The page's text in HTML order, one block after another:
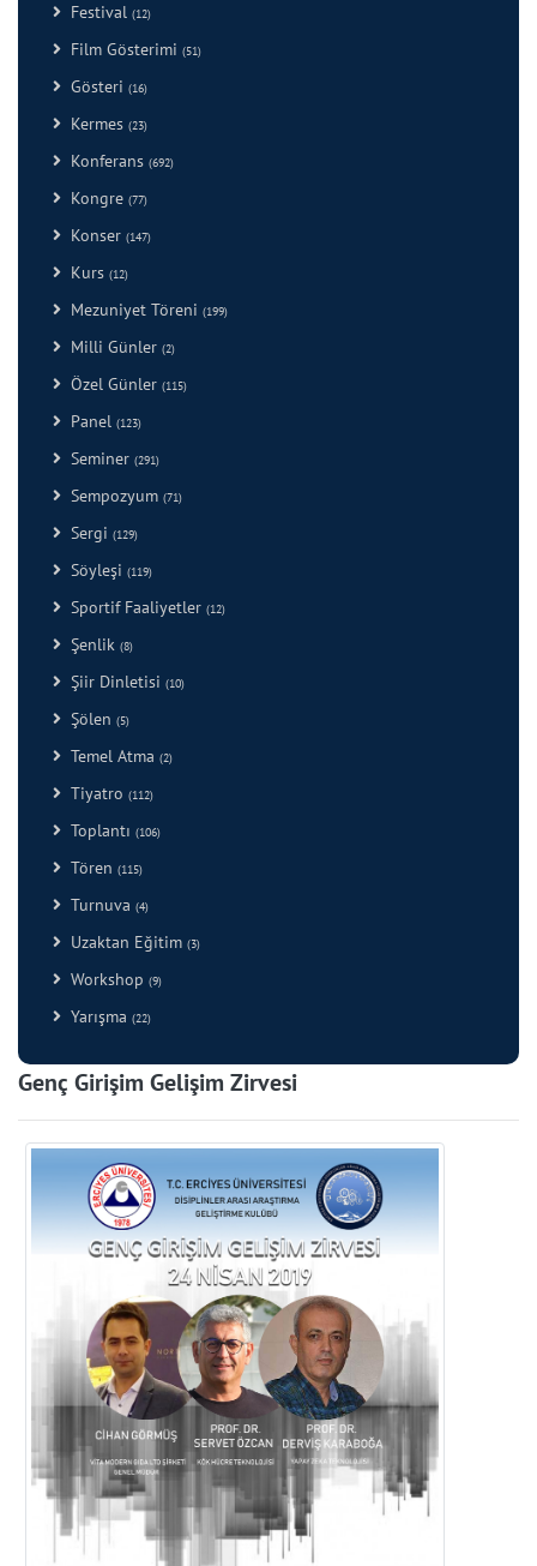
Festival (12)
Film Gösterimi (51)
Gösteri (16)
Kermes (23)
Konferans (692)
Kongre (77)
Konser (147)
Kurs (12)
Mezuniyet Töreni (199)
Milli Günler (2)
Özel Günler (115)
Panel (123)
Seminer (291)
Sempozyum (71)
Sergi (129)
Söyleşi (119)
Sportif Faaliyetler (12)
Şenlik (8)
Şiir Dinletisi (10)
Şölen (5)
Temel Atma (2)
Tiyatro (112)
Toplantı (106)
Tören (115)
Turnuva (4)
Uzaktan Eğitim (3)
Workshop (9)
Yarışma (22)
Genç Girişim Gelişim Zirvesi